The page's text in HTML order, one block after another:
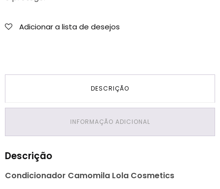
Adicionar a lista de desejos
DESCRIÇÃO
INFORMAÇÃO ADICIONAL
Descrição
Condicionador Camomila Lola Cosmetics